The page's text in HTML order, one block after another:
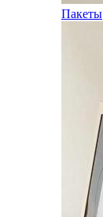
Пакеты